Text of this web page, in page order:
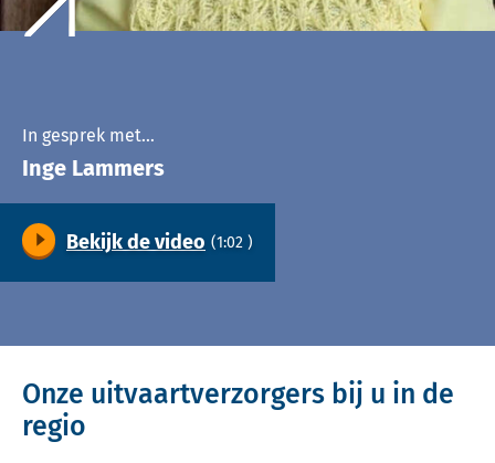
In gesprek met…
Inge Lammers
Bekijk de video (1:02 )
Onze uitvaartverzorgers bij u in de
regio